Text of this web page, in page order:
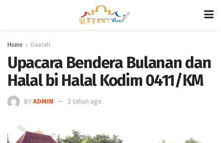
Home Daerah
Upacara Bendera Bulanan dan
Halal bi Halal Kodim 0411/KM
BY ADMIN 2 tahun ago